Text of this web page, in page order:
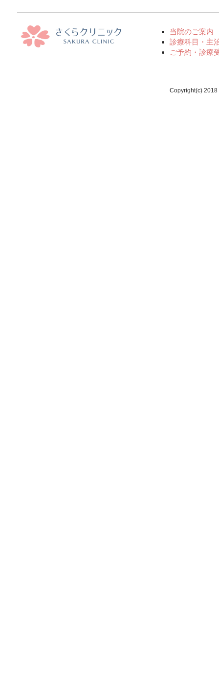
当院のご案内
診療科目・主
ご予約・診療
Copyright(c)